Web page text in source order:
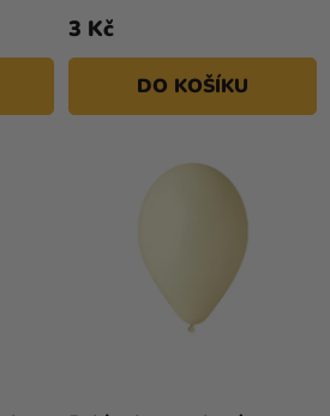
3 Kč
DO KOŠÍKU